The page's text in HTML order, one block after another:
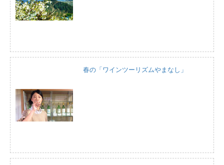
春の「ワインツーリズムやまなし」